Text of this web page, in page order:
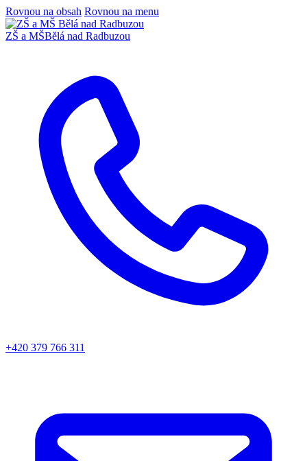
Rovnou na obsah Rovnou na menu
ZŠ a MŠBělá nad Radbuzou
+420 379 766 311